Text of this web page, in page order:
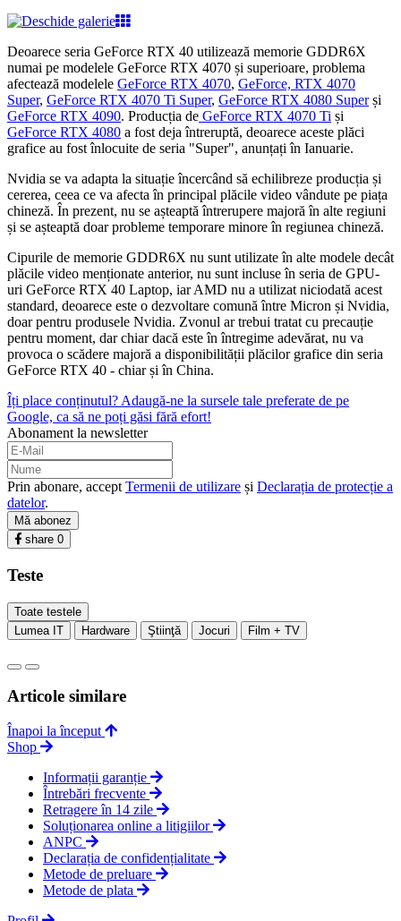
Deoarece seria GeForce RTX 40 utilizează memorie GDDR6X
numai pe modelele GeForce RTX 4070 și superioare, problema
afectează modelele GeForce RTX 4070, GeForce, RTX 4070
Super, GeForce RTX 4070 Ti Super, GeForce RTX 4080 Superși
GeForce RTX 4090. Producția de GeForce RTX 4070 Ti și
GeForce RTX 4080 a fost deja întreruptă, deoarece aceste plăci
grafice au fost înlocuite de seria "Super", anunțați în Ianuarie.
Nvidia se va adapta la situație încercând să echilibreze producția și
cererea, ceea ce va afecta în principal plăcile video vândute pe piața
chineză. În prezent, nu se așteaptă întrerupere majoră în alte regiuni
și se așteaptă doar probleme temporare minore în regiunea chineză.
Cipurile de memorie GDDR6X nu sunt utilizate în alte modele decât
plăcile video menționate anterior, nu sunt incluse în seria de GPU-
uri GeForce RTX 40 Laptop, iar AMD nu a utilizat niciodată acest
standard, deoarece este o dezvoltare comună între Micron și Nvidia,
doar pentru produsele Nvidia. Zvonul ar trebui tratat cu precauție
pentru moment, dar chiar dacă este în întregime adevărat, nu va
provoca o scădere majoră a disponibilității plăcilor grafice din seria
GeForce RTX 40 - chiar și în China.
Îți place conținutul? Adaugă-ne la sursele tale preferate de pe
Google, ca să ne poți găsi fără efort!
Abonament la newsletter
Prin abonare, accept Termenii de utilizare și Declarația de protecție a
datelor.
Mă abonez
share 0
Teste
Toate testele
Lumea IT
Hardware Ştiinţă Jocuri Film + TV
Articole similare
Înapoi la început
Shop
Informații garanție
Întrebări frecvente
Retragere în 14 zile
Soluționarea online a litigiilor
ANPC
Declarația de confidențialitate
Metode de preluare
Metode de plata